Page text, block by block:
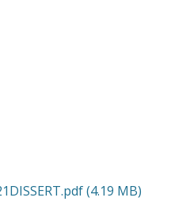
(4.19 MB)